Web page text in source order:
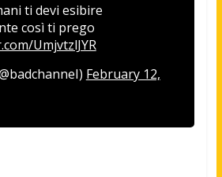
ti devi esibire
così ti prego
UmjvtzlJYR
February 12,